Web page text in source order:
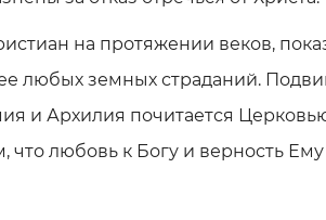
на протяжении веков,
любых земных страданий.
и Архилия почитается
что любовь к Богу и верность Ему